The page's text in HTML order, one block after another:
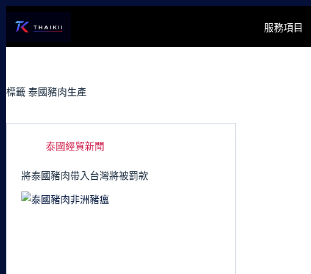
容
服務項目
標籤 泰國豬肉生產
泰國經貿新聞
將泰國豬肉帶入台灣將被罰款